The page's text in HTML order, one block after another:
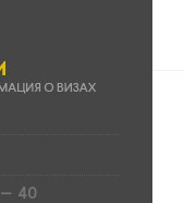
— 40